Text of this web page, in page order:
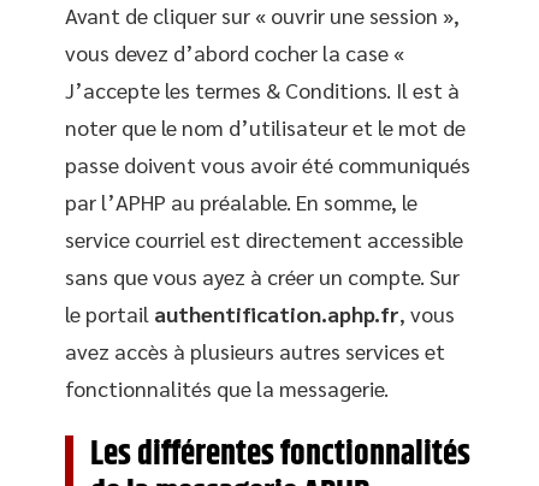
Avant de cliquer sur « ouvrir une session »,
vous devez d’abord cocher la case «
J’accepte les termes & Conditions. Il est à
noter que le nom d’utilisateur et le mot de
passe doivent vous avoir été communiqués
par l’APHP au préalable. En somme, le
service courriel est directement accessible
sans que vous ayez à créer un compte. Sur
le portail authentification.aphp.fr, vous
avez accès à plusieurs autres services et
fonctionnalités que la messagerie.
Les différentes fonctionnalités